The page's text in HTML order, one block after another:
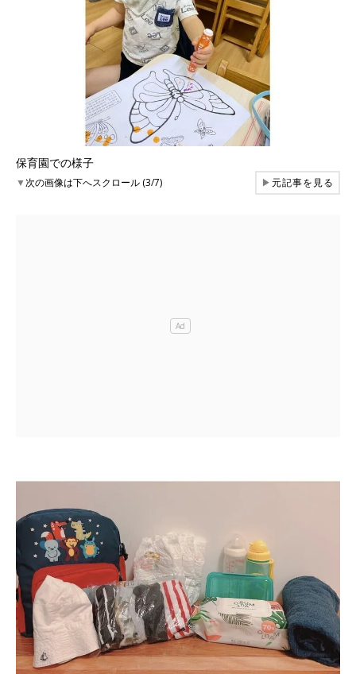
保育園での様子
▼次の画像は下へスクロール (3/7) ▶元記事を見る